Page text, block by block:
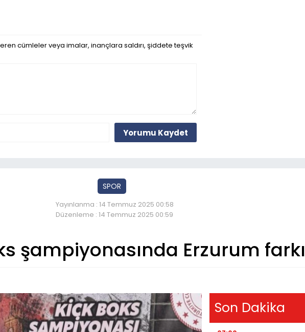
cümleler veya imalar, inançlara saldırı, şiddete teşvik
Yorumu Kaydet
SPOR
Yayınlanma : 14 Temmuz 2025 00:58
Düzenleme : 14 Temmuz 2025 00:59
şampiyonasında Erzurum farkı
Son Dakika